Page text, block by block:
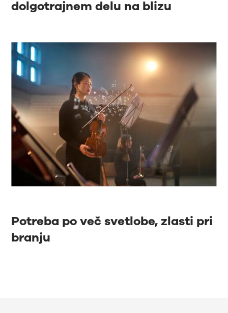
dolgotrajnem delu na blizu
Potreba po več svetlobe, zlasti pri
branju